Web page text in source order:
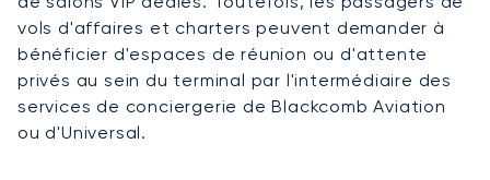
vols d'affaires et charters peuvent demander à
bénéficier d'espaces de réunion ou d'attente
privés au sein du terminal par l'intermédiaire des
services de conciergerie de Blackcomb Aviation
ou d'Universal.